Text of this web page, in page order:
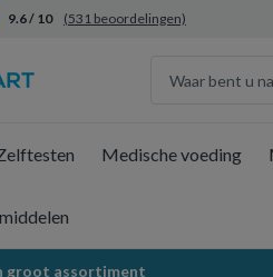
9.6 / 10 (531 beoordelingen)
Medische voeding
groot assortiment